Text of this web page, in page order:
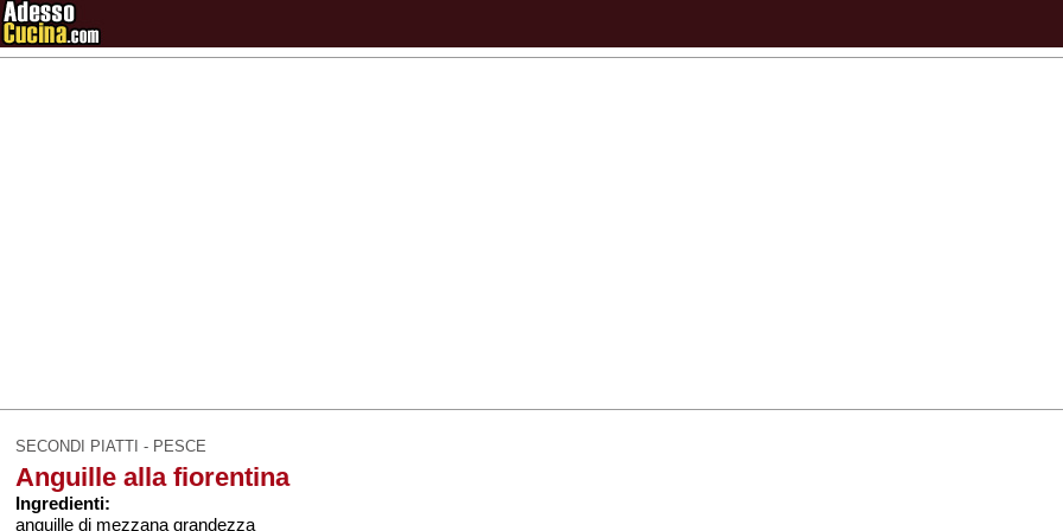
SECONDI PIATTI - PESCE
Anguille alla fiorentina
Ingredienti:
anguille di mezzana grandezza